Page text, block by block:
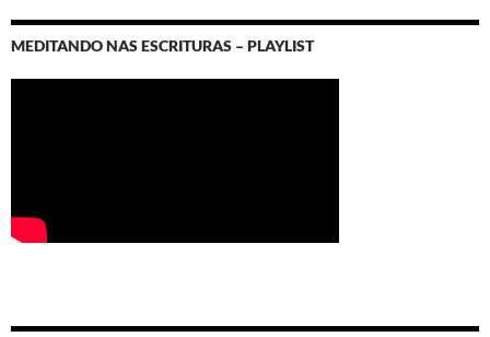
MEDITANDO NAS ESCRITURAS – PLAYLIST